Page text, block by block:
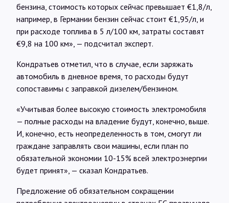
бензина, стоимость которых сейчас превышает €1,8/л,
например, в Германии бензин сейчас стоит €1,95/л, и
при расходе топлива в 5 л/100 км, затраты составят
€9,8 на 100 км», — подсчитал эксперт.
Кондратьев отметил, что в случае, если заряжать
автомобиль в дневное время, то расходы будут
сопоставимы с заправкой дизелем/бензином.
«Учитывая более высокую стоимость электромобиля
— полные расходы на владение будут, конечно, выше.
И, конечно, есть неопределенность в том, смогут ли
граждане заправлять свои машины, если план по
обязательной экономии 10-15% всей электроэнергии
будет принят», — сказал Кондратьев.
Предложение об обязательном сокращении